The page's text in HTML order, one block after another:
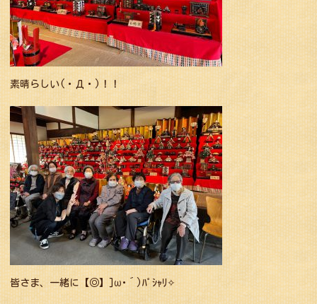
素晴らしい(・Д・)！！
皆さま、一緒に【◎】]ω･´)ﾊﾟｼｬﾘ✧